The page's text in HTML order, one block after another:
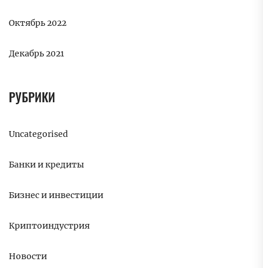
Октябрь 2022
Декабрь 2021
РУБРИКИ
Uncategorised
Банки и кредиты
Бизнес и инвестиции
Криптоиндустрия
Новости